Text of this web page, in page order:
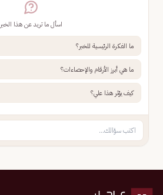
اسأل ما تريد عن هذا الخبر
ما الفكرة الرئيسية للخبر؟
ما هي أبرز الأرقام والإحصاءات؟
كيف يؤثر هذا علي؟